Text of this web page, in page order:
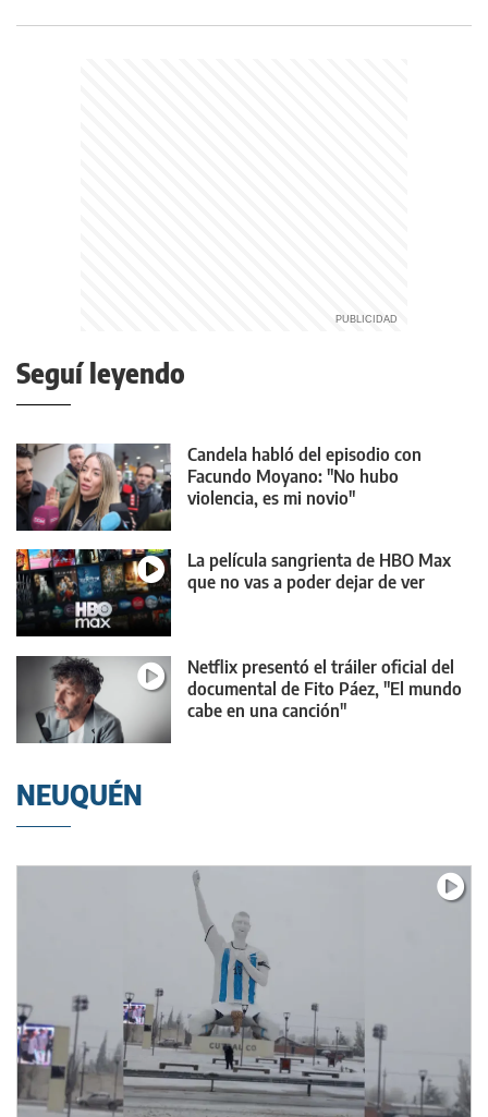
Seguí leyendo
Candela habló del episodio con
Facundo Moyano: "No hubo
violencia, es mi novio"
La película sangrienta de HBO Max
que no vas a poder dejar de ver
Netflix presentó el tráiler oficial del
documental de Fito Páez, "El mundo
cabe en una canción"
NEUQUÉN